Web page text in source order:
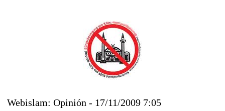
Webislam: Opinión - 17/11/2009 7:05